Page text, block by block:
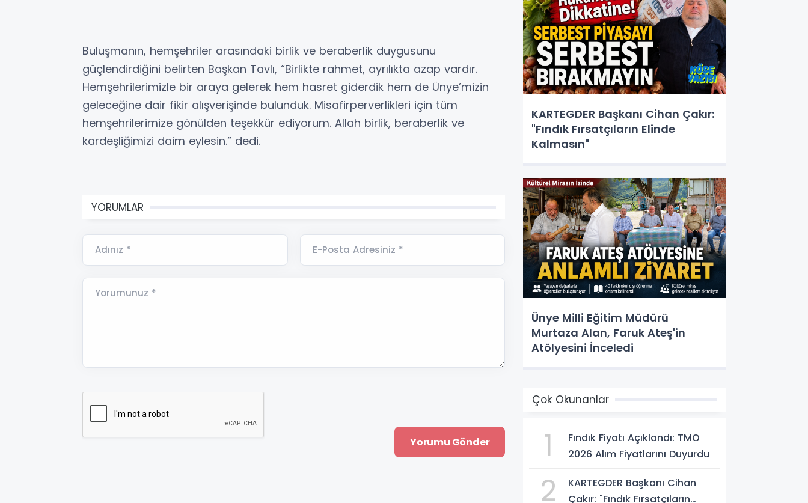
Buluşmanın, hemşehriler arasındaki birlik ve beraberlik duygusunu
güçlendirdiğini belirten Başkan Tavlı, “Birlikte rahmet, ayrılıkta azap vardır.
Hemşehrilerimizle bir araya gelerek hem hasret giderdik hem de Ünye’mizin
geleceğine dair fikir alışverişinde bulunduk. Misafirperverlikleri için tüm
hemşehrilerimize gönülden teşekkür ediyorum. Allah birlik, beraberlik ve
kardeşliğimizi daim eylesin.” dedi.
YORUMLAR
Adınız * E-Posta Adresiniz *
Yorumunuz *
KARTEGDER Başkanı Cihan Çakır:
"Fındık Fırsatçıların Elinde
Kalmasın"
Ünye Milli Eğitim Müdürü
Murtaza Alan, Faruk Ateş'in
Atölyesini İnceledi
Çok Okunanlar
1
Fındık Fiyatı Açıklandı: TMO
2026 Alım Fiyatlarını Duyurdu
2
KARTEGDER Başkanı Cihan
Çakır: "Fındık Fırsatçıların